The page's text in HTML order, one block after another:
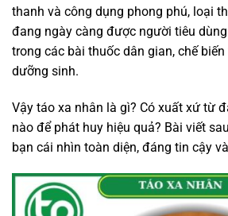
thanh và công dụng phong phú, loại
đang ngày càng được người tiêu
trong các bài thuốc dân gian, chế
dưỡng sinh.
Vậy táo xa nhân là gì? Có xuất xứ từ
nào để phát huy hiệu quả? Bài viết
bạn cái nhìn toàn diện, đáng tin cậy